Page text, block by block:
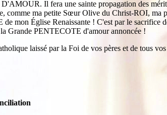
Il fera une sainte propagation des
comme ma petite Sœur Olive du Christ-ROI, ma
mon Église Renaissante ! C'est par le sacrifice
Grande PENTECOTE d'amour annoncée !
laissé par la Foi de vos pères et de tous